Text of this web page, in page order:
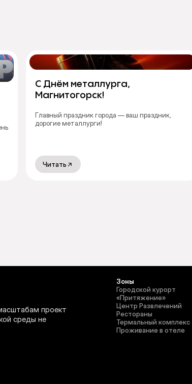
С Днём металлурга,
Магнитогорск!
Главный праздник города — ваш праздник,
дорогие металлурги!
Читать
проект
среды не
Зоны
Городской курорт
«‎Притяжение»
Центр Развлечений
Рестораны
Термальный комплекс
Проживание в отеле